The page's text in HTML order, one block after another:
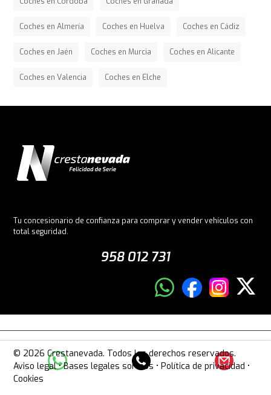
Coches en Almería Coches en Huelva Coches en Cádiz
Coches en Jaén Coches en Murcia Coches en Alicante
Coches en Valencia Coches en Elche
Tu concesionario de confianza para comprar y vender vehículos con
total seguridad.
958 012 731
© 2026 Crestanevada. Todos los derechos reservados.
Aviso legal•Bases legales sorteos •Política de privacidad •
Cookies